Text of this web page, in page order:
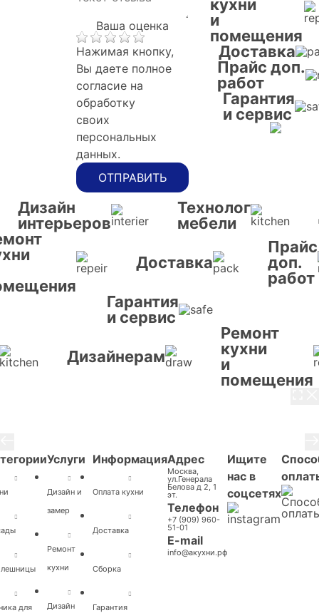
Ваша оценка
Нажимая кнопку,
Вы даете полное
согласие на
обработку
своих
персональных
данных.
ОТПРАВИТЬ
кухни
и
помещения
Доставка
Прайс доп.
работ
Гарантия
и сервис
Дизайн
интерьеров
Технолог
мебели
Доставка
Прайс
доп.
работ
Гарантия
и сервис
Дизайнерам
Ремонт
кухни
и
помещения
для
Услуги
Дизайн и
замер
Ремонт
кухни
Дизайн
Информация
Оплата кухни
Доставка
Cборка
Гарантия
Адрес
Москва,
ул.Генерала
Белова д 2, 1
эт.
Телефон
+7 (909) 960-
51-01
E-mail
info@акухни.рф
Ищите
нас в
соцсетях